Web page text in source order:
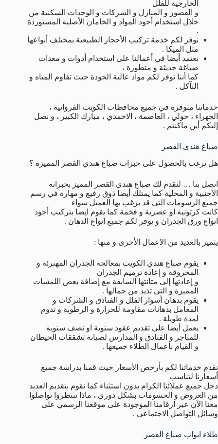
الخارجية للفلل
و القصور و المنازل و الشركات و الوحدات السكنية من
خلال استخدام أجود المواد و الخامان الأصلية المستوردة
.
نوفر لكم خدمة تركيب الأحجار الطبيعية بمختلف أنواعها
مثل الميكا .
نعتمد أيضا في أعمالنا على استخدام أدوات و معدات
صباغة حديثة و متطورة ،
كما أننا نوفر لكم مواد عالية الجودة حيث تقاوم المياه و
التآكل .
خدماتنا متوفرة في جميع محافظات الكويت الفروانية ،
الجهراء ، حولي ، العاصمة ، الاحمدي ، مبارك الكبير ، و نصل
إليكم أين ماكنتم .
صباغ هندي القصر
هل ترغب بالحصول على خبرات صباغ هندي القصر المميزة ؟
اتصل بنا … لنقدم لك صباغ هندي القصر المميز بخبراته
الأجنبية و المحلية كما يمتلك أيضا ذوق رفيع و مهارة في رسم
جميع الرسومات التي قد يرغب بها العميل سواء
كانت كرتونية او عصرية و فخمة كما يقوم ايضا بتركيب أجود
انواع ورق الجدران و يوفر لكم جميع انواع الدهان .
يتميز بالعديد من الاعمال الأخرى و منها :
يقوم صباغ هندي الكويت بمعالجة الجدران المهترئة و
المحروقة و إعادة ترميم الجدران
و إعادتها إلى متانتها السابقة مع إضافة بعض اللمسات
المميزة و التي تذيد من جمالها .
يقوم بدهان أسوار الفلل و الفنادق و الشركات و
المعامل بدهانات مقاومة للحرارة و الرطوبة و تدوم
لمدة طويلة .
يعمل أيضا على تقديم عقود سنوية او نصف سنوية
للمتاجر و الفنادق و المدارس لصيانة تشققات الحيطان
و القيام بأعمال الطلاء جميعها .
نقدم خدماتنا لكم بأرخص الأسعار حيث قمنا بدراسة جميع
أسعارنا لتناسب
دخل جميع عملائنا الكرام بدون استثناء كما نقوم بتقديم العديد
من العروض و الحسومات بشكل دوري ، ماذا تنتظروا تواصلوا
معنا الآن عبر ارقامنا الموجودة على موقعنا الرسمي على
وسائل التواصل الاجتماعي .
طلاء ابواب صباغ القصر